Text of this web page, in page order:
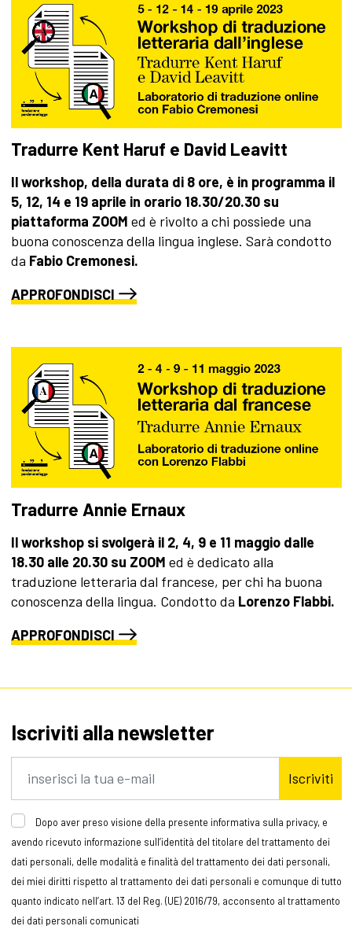
Tradurre Kent Haruf e David Leavitt
Il workshop, della durata di 8 ore, è in programma il
5, 12, 14 e 19 aprile in orario 18.30/20.30 su
piattaforma ZOOM ed è rivolto a chi possiede una
buona conoscenza della lingua inglese. Sarà condotto
da Fabio Cremonesi.
APPROFONDISCI
Tradurre Annie Ernaux
Il workshop si svolgerà il 2, 4, 9 e 11 maggio dalle
18.30 alle 20.30 su ZOOM ed è dedicato alla
traduzione letteraria dal francese, per chi ha buona
conoscenza della lingua. Condotto da Lorenzo Flabbi.
APPROFONDISCI
Iscriviti alla newsletter
Iscriviti
Dopo aver preso visione della presente informativa sulla privacy, e
avendo ricevuto informazione sull’identità del titolare del trattamento dei
dati personali, delle modalità e finalità del trattamento dei dati personali,
dei miei diritti rispetto al trattamento dei dati personali e comunque di tutto
quanto indicato nell’art. 13 del Reg. (UE) 2016/79, acconsento al trattamento
dei dati personali comunicati